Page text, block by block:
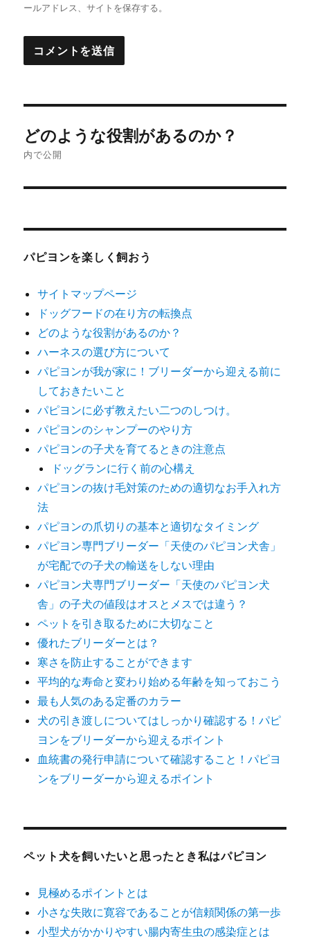
ールアドレス、サイトを保存する。
稿
ゲ
ー
シ
ョ
ン
どのような役割があるのか？
内で公開
パピヨンを楽しく飼おう
サイトマップページ
ドッグフードの在り方の転換点
どのような役割があるのか？
ハーネスの選び方について
パピヨンが我が家に！ブリーダーから迎える前に
しておきたいこと
パピヨンに必ず教えたい二つのしつけ。
パピヨンのシャンプーのやり方
パピヨンの子犬を育てるときの注意点
ドッグランに行く前の心構え
パピヨンの抜け毛対策のための適切なお手入れ方
法
パピヨンの爪切りの基本と適切なタイミング
パピヨン専門ブリーダー「天使のパピヨン犬舎」
が宅配での子犬の輸送をしない理由
パピヨン犬専門ブリーダー「天使のパピヨン犬
舎」の子犬の値段はオスとメスでは違う？
ペットを引き取るために大切なこと
優れたブリーダーとは？
寒さを防止することができます
平均的な寿命と変わり始める年齢を知っておこう
最も人気のある定番のカラー
犬の引き渡しについてはしっかり確認する！パピ
ヨンをブリーダーから迎えるポイント
血統書の発行申請について確認すること！パピヨ
ンをブリーダーから迎えるポイント
ペット犬を飼いたいと思ったとき私はパピヨン
見極めるポイントとは
小さな失敗に寛容であることが信頼関係の第一歩
小型犬がかかりやすい腸内寄生虫の感染症とは